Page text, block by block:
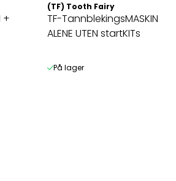
+
(TF) Tooth Fairy
TF-TannblekingsMASKIN
ALENE UTEN startKITs
På lager